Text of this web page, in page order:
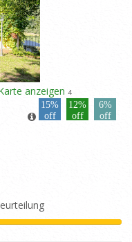
anzeigen 4
15%
off
12%
off
6%
off